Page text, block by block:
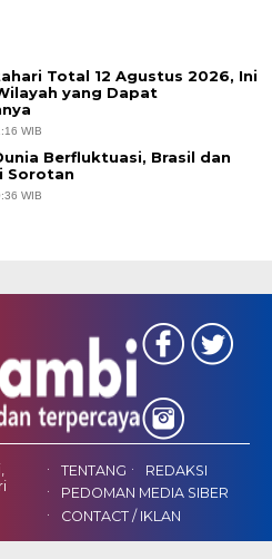
Total 12 Agustus 2026, Ini
yang Dapat
WIB
Berfluktuasi, Brasil dan
Sorotan
WIB
TENTANG
REDAKSI
PEDOMAN MEDIA SIBER
CONTACT / IKLAN